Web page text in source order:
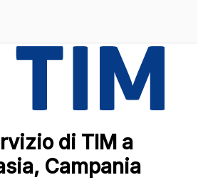
di TIM a
Campania